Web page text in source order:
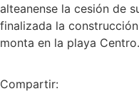
alteanense la cesión de
finalizada la
monta en la playa Centro.
Compartir: